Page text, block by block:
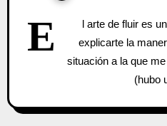
E
l arte de fluir es
explicarte la
situación a la que
(hubo